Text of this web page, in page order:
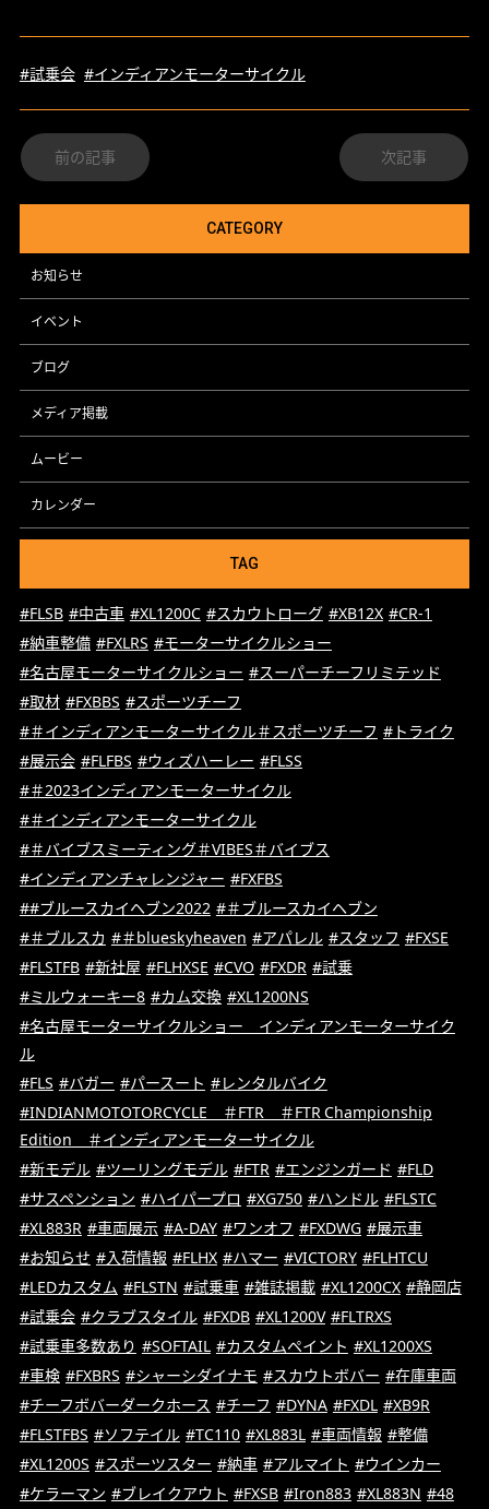
#試乗会 #インディアンモーターサイクル
前の記事 次記事
CATEGORY
お知らせ
イベント
ブログ
メディア掲載
ムービー
カレンダー
TAG
#FLSB #中古車 #XL1200C #スカウトローグ #XB12X #CR-1
#納車整備 #FXLRS #モーターサイクルショー
#名古屋モーターサイクルショー #スーパーチーフリミテッド
#取材 #FXBBS #スポーツチーフ
#＃インディアンモーターサイクル＃スポーツチーフ #トライク
#展示会 #FLFBS #ウィズハーレー #FLSS
#＃2023インディアンモーターサイクル
#＃インディアンモーターサイクル
#＃バイブスミーティング＃VIBES＃バイブス
#インディアンチャレンジャー #FXFBS
##ブルースカイヘブン2022 #＃ブルースカイヘブン
#＃ブルスカ #＃blueskyheaven #アパレル #スタッフ #FXSE
#FLSTFB #新社屋 #FLHXSE #CVO #FXDR #試乗
#ミルウォーキー8 #カム交換 #XL1200NS
#名古屋モーターサイクルショー インディアンモーターサイク
ル
#FLS #バガー #パースート #レンタルバイク
#INDIANMOTOTORCYCLE ＃FTR ＃FTR Championship
Edition ＃インディアンモーターサイクル
#新モデル #ツーリングモデル #FTR #エンジンガード #FLD
#サスペンション #ハイパープロ #XG750 #ハンドル #FLSTC
#XL883R #車両展示 #A-DAY #ワンオフ #FXDWG #展示車
#お知らせ #入荷情報 #FLHX #ハマー #VICTORY #FLHTCU
#LEDカスタム #FLSTN #試乗車 #雑誌掲載 #XL1200CX #静岡店
#試乗会 #クラブスタイル #FXDB #XL1200V #FLTRXS
#試乗車多数あり #SOFTAIL #カスタムペイント #XL1200XS
#車検 #FXBRS #シャーシダイナモ #スカウトボバー #在庫車両
#チーフボバーダークホース #チーフ #DYNA #FXDL #XB9R
#FLSTFBS #ソフテイル #TC110 #XL883L #車両情報 #整備
#XL1200S #スポーツスター #納車 #アルマイト #ウインカー
#ケラーマン #ブレイクアウト #FXSB #Iron883 #XL883N #48